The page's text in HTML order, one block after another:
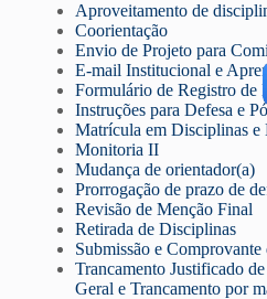
Aproveitamento de
Coorientação
Envio de Projeto para
E-mail Institucional e
Formulário de Registro de
Instruções para Defesa e
Matrícula em Disciplinas e
Monitoria II
Mudança de orientador(a)
Prorrogação de prazo de
Revisão de Menção Final
Retirada de Disciplinas
Submissão e
Trancamento Justificado
Geral e Trancamento por